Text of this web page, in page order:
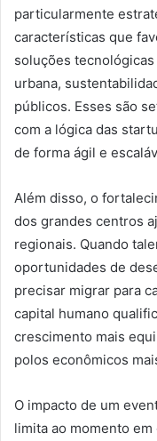
particularmente
características que
soluções
urbana,
públicos. Esses são
com a lógica das
de forma ágil e
Além disso, o
dos grandes centros
regionais. Quando
oportunidades de
precisar migrar para
capital humano
crescimento mais
polos econômicos
O impacto de um
limita ao momento